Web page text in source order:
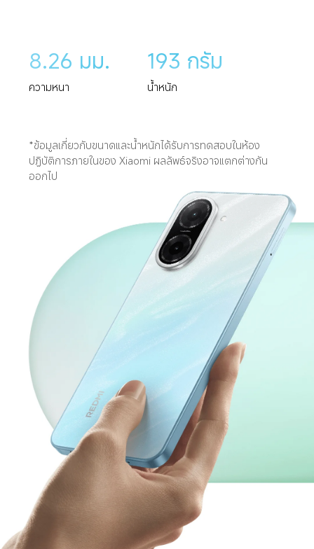
8.26 มม.
ความหนา
193 กรัม
น้ำหนัก
*ข้อมูลเกี่ยวกับขนาดและน้ำหนักได้รับการทดสอบในห้อง
ปฏิบัติการภายในของ Xiaomi ผลลัพธ์จริงอาจแตกต่างกัน
ออกไป